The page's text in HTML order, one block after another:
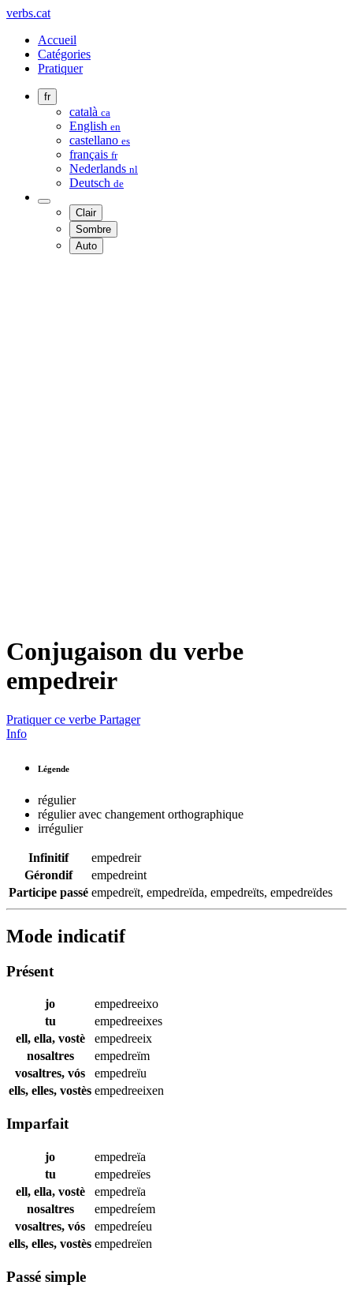
verbs.cat
Accueil
Catégories
Pratiquer
fr
català ca
English en
castellano es
français fr
Nederlands nl
Deutsch de
Clair
Sombre
Auto
Conjugaison du verbe
empedreir
Pratiquer ce verbe Partager
Info
Légende
régulier
régulier avec changement orthographique
irrégulier
Infinitif
empedreir
Gérondif
empedreint
Participe passé empedreït, empedreïda, empedreïts, empedreïdes
Mode indicatif
Présent
jo
empedreeixo
tu
empedreeixes
ell, ella, vostè
empedreeix
nosaltres
empedreïm
vosaltres, vós
empedreïu
ells, elles, vostès empedreeixen
Imparfait
jo
empedreïa
tu
empedreïes
ell, ella, vostè
empedreïa
nosaltres
empedreíem
vosaltres, vós
empedreíeu
ells, elles, vostès empedreïen
Passé simple